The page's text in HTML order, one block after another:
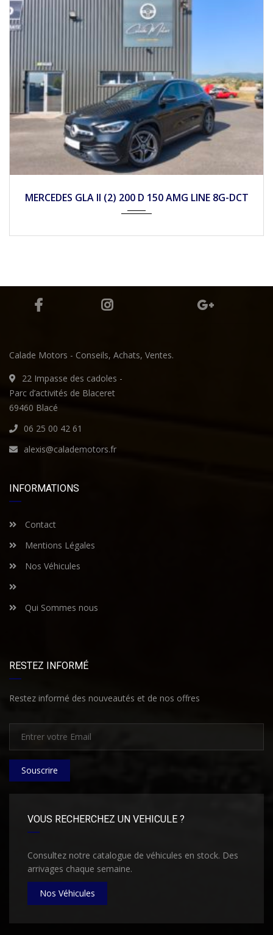
MERCEDES GLC (2) 300 E AMG LINE 4MATIC 9G-
TRONIC
Calade Motors - Conseils, Achats, Ventes.
22 Impasse des cadoles -
Parc d’activités de Blaceret
69460 Blacé
06 25 00 42 61
alexis@calademotors.fr
INFORMATIONS
Contact
Mentions Légales
Nos Véhicules
Qui Sommes nous
RESTEZ INFORMÉ
Restez informé des nouveautés et de nos offres
Souscrire
VOUS RECHERCHEZ UN VEHICULE ?
Consultez notre catalogue de véhicules en stock. Des
arrivages chaque semaine.
Nos Véhicules